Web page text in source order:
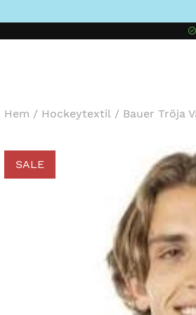
Hem / Hockeytextil / Bauer Tröja
SALE